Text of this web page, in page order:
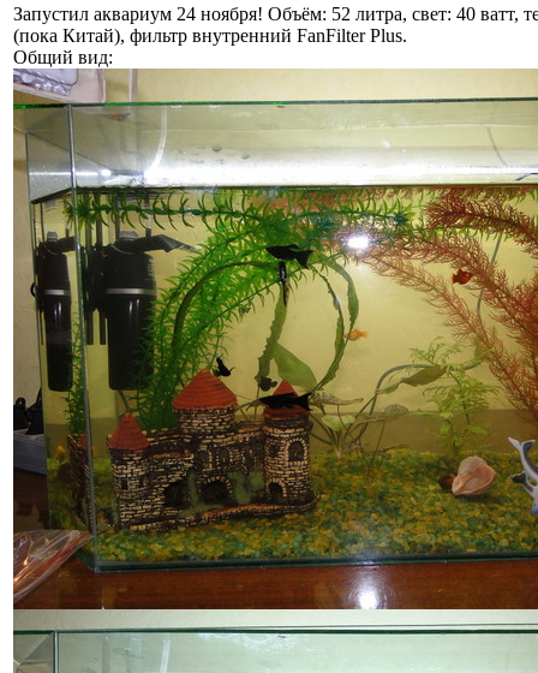
Запустил аквариум 24 ноября! Объём: 52 литра, свет: 40 ватт,
(пока Китай), фильтр внутренний FanFilter Plus.
Общий вид: